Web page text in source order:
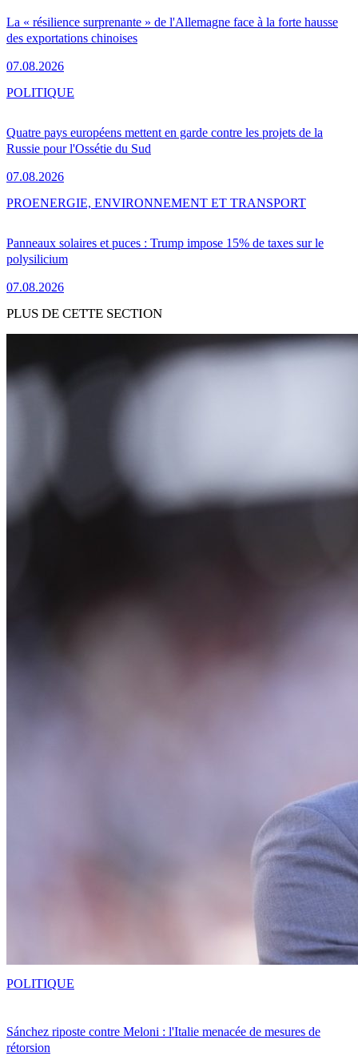
La « résilience surprenante » de l'Allemagne face à la forte hausse
des exportations chinoises
07.08.2026
Quatre pays européens mettent en garde contre les projets de la
Russie pour l'Ossétie du Sud
07.08.2026
POLITIQUE
Panneaux solaires et puces : Trump impose 15% de taxes sur le
polysilicium
07.08.2026
PROENERGIE, ENVIRONNEMENT ET TRANSPORT
PLUS DE CETTE SECTION
Sánchez riposte contre Meloni : l'Italie menacée de mesures de
rétorsion
POLITIQUE